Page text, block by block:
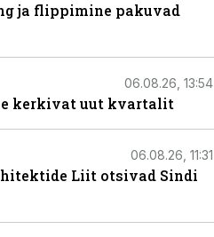
ja flippimine pakuvad
06.08.26, 13:54
kerkivat uut kvartalit
06.08.26, 11:31
Liit otsivad Sindi